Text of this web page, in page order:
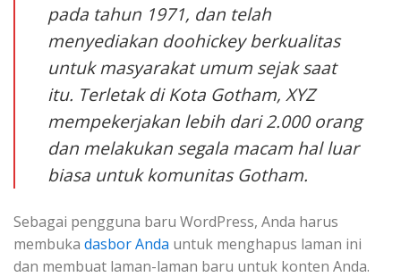
pada tahun 1971, dan telah
menyediakan doohickey berkualitas
untuk masyarakat umum sejak saat
itu. Terletak di Kota Gotham, XYZ
mempekerjakan lebih dari 2.000 orang
dan melakukan segala macam hal luar
biasa untuk komunitas Gotham.
Sebagai pengguna baru WordPress, Anda harus
membuka dasbor Anda untuk menghapus laman ini
dan membuat laman-laman baru untuk konten Anda.